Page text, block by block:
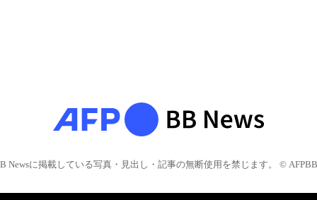
Newsに掲載している写真・見出し・記事の無断使用を禁じます。 © AFPBB